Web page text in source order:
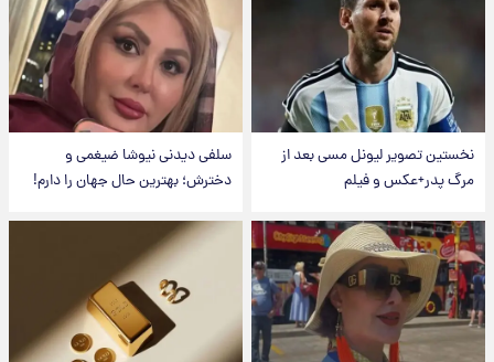
نخستین تصویر لیونل مسی بعد از
مرگ پدر+عکس و فیلم
سلفی دیدنی نیوشا ضیغمی و
دخترش؛ بهترین حال جهان را دارم!